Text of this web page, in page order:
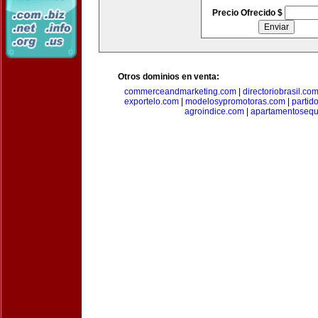
Precio Ofrecido $
Otros dominios en venta:
commerceandmarketing.com| directoriobrasil.com
exportelo.com
modelosypromotoras.com
agroindice.com